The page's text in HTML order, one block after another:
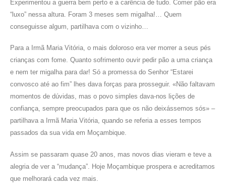
Experimentou a guerra bem perto e a carência de tudo. Comer pão era
“luxo” nessa altura. Foram 3 meses sem migalha!… Quem
conseguisse algum, partilhava com o vizinho…
Para a Irmã Maria Vitória, o mais doloroso era ver morrer a seus pés
crianças com fome. Quanto sofrimento ouvir pedir pão a uma criança
e nem ter migalha para dar! Só a promessa do Senhor “Estarei
convosco até ao fim” lhes dava forças para prosseguir. «Não faltavam
momentos de dúvidas, mas o povo simples dava-nos lições de
confiança, sempre preocupados para que os não deixássemos sós» –
partilhava a Irmã Maria Vitória, quando se referia a esses tempos
passados da sua vida em Moçambique.
Assim se passaram quase 20 anos, mas novos dias vieram e teve a
alegria de ver a “mudança”. Hoje Moçambique prospera e acreditamos
que melhorará cada vez mais.